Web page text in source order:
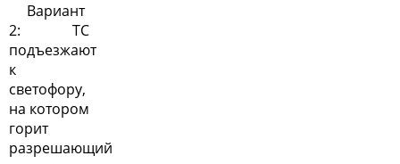
Вариант
2: ТС
подъезжают
к
светофору,
на котором
горит
разрешающий